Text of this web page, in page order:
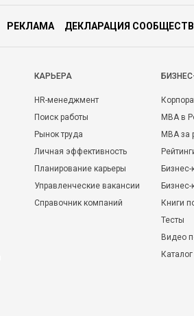
РЕКЛАМА ДЕКЛАРАЦИЯ
КАРЬЕРА
HR-менеджмент
Поиск работы
Рынок труда
Личная эффективность
Планирование карьеры
Управленческие вакансии
Справочник компаний
MBA в
MBA
Бизнес-
Книги
Тесты
Видео